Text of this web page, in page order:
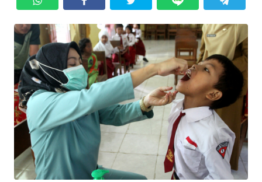
OPINI
Informasi
INDEKS
BERITA
KONTAK
KAMI
INFO
IKLAN